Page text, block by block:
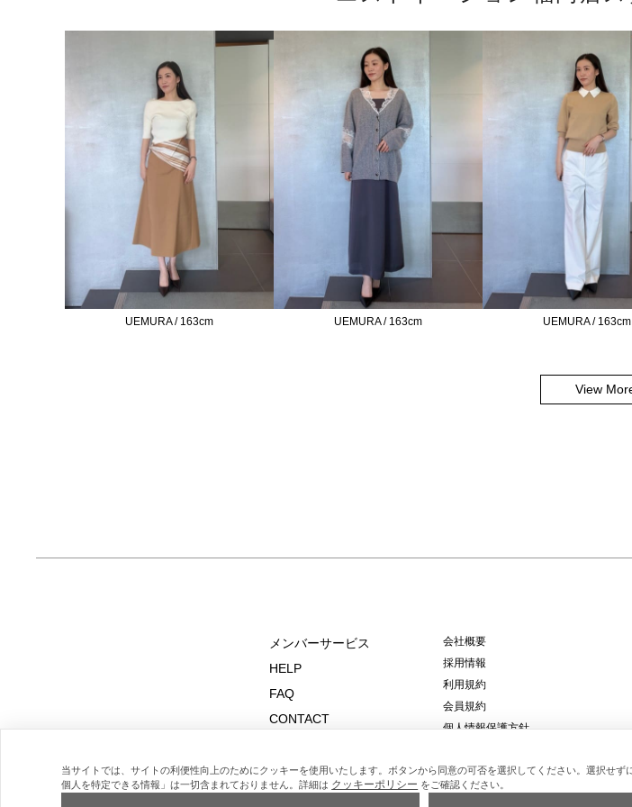
UEMURA / 163cm UEMURA / 163cm UEMURA / 163cm
View
メンバーサービス
HELP
FAQ
CONTACT
会社概要
採用情報
利用規約
会員規約
個人情報保護方針
特定商取引法に基づく通販の表記
当サイトでは、サイトの利便性向上のためにクッキーを使用いたします。ボタンから同意の可否を選択してください。選択せ
個人を特定できる情報」は一切含まれておりません。詳細は クッキーポリシー をご確認ください。